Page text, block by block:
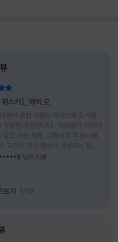
위스키]_에릭 오
뷰어 클럽 서평단 자격으로 도서를
작성한 리뷰입니다 사람들이 저마다
달고 사는 세계, 교통사고 후 천사를
, 고인이 남긴 영상이 재생되는 장례
똥을 싼 개. 이 책에는 몇 줄만 읽어도
었다. 소설을 읽으면서 잘 만든 단편
여러 편을 차례로 보는 기분이 들었
그려졌고, 한 편이 끝날 때마다 질문
는 세계는 더 다정할
님의 리뷰
보기 1/10